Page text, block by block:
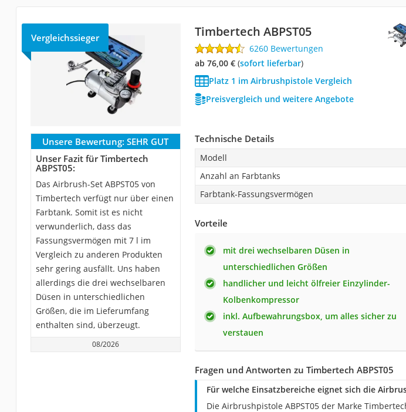
Vergleichssieger Timbertech ABPST05
6260 Bewertungen
ab 76,00 €( Sofort lieferbar)
Platz 1 im Airbrushpistole Vergleich
Preisvergleich und weitere Angebote
Unsere Bewertung: SEHR GUT
Unser Fazit für Timbertech
ABPST05:
Das Airbrush-Set ABPST05 von
Timbertech verfügt nur über einen
Farbtank. Somit ist es nicht
verwunderlich, dass das
Fassungsvermögen mit 7 l im
Vergleich zu anderen Produkten
sehr gering ausfällt. Uns haben
allerdings die drei wechselbaren
Düsen in unterschiedlichen
Größen, die im Lieferumfang
enthalten sind, überzeugt.
08/2026
Technische Details
Modell
Anzahl an Farbtanks
Farbtank-Fassungsvermögen
Vorteile
mit drei wechselbaren Düsen in
unterschiedlichen Größen
handlicher und leicht ölfreier Einzylinder-
Kolbenkompressor
inkl. Aufbewahrungsbox, um alles sicher zu
verstauen
Fragen und Antworten zu Timbertech ABPST05
Für welche Einsatzbereiche eignet sich die
Die Airbrushpistole ABPST05 der Marke